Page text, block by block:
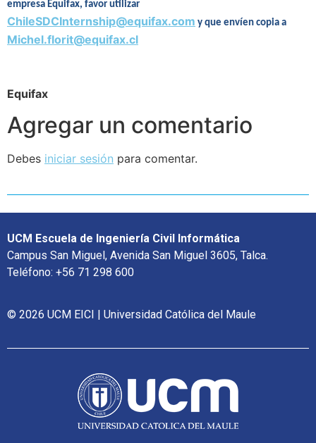
empresa Equifax, favor utilizar
ChileSDCInternship@equifax.com y que envíen copia a
Michel.florit@equifax.cl
Equifax
Agregar un comentario
Debes iniciar sesión para comentar.
UCM Escuela de Ingeniería Civil Informática
Campus San Miguel, Avenida San Miguel 3605, Talca.
Teléfono: +56 71 298 600
© 2026 UCM EICI | Universidad Católica del Maule